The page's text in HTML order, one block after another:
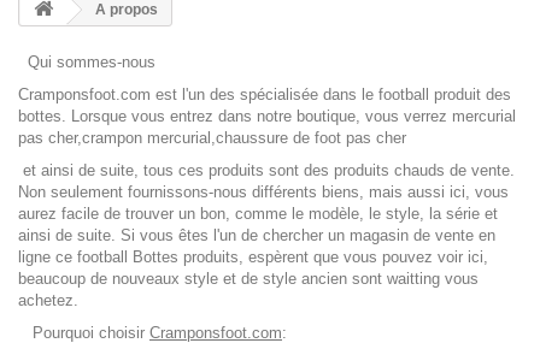
A propos
Qui sommes-nous
Cramponsfoot.com est l'un des spécialisée dans le football produit des
bottes. Lorsque vous entrez dans notre boutique, vous verrez mercurial
pas cher,crampon mercurial,chaussure de foot pas cher
et ainsi de suite, tous ces produits sont des produits chauds de vente.
Non seulement fournissons-nous différents biens, mais aussi ici, vous
aurez facile de trouver un bon, comme le modèle, le style, la série et
ainsi de suite. Si vous êtes l'un de chercher un magasin de vente en
ligne ce football Bottes produits, espèrent que vous pouvez voir ici,
beaucoup de nouveaux style et de style ancien sont waitting vous
achetez.
Pourquoi choisir Cramponsfoot.com: